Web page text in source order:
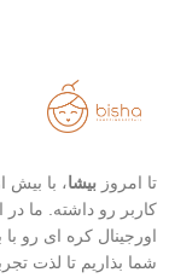
تا امروز بیشا
کاربر رو داشته. ما
اورجینال کره ای رو با
شما بذاریم تا لذت